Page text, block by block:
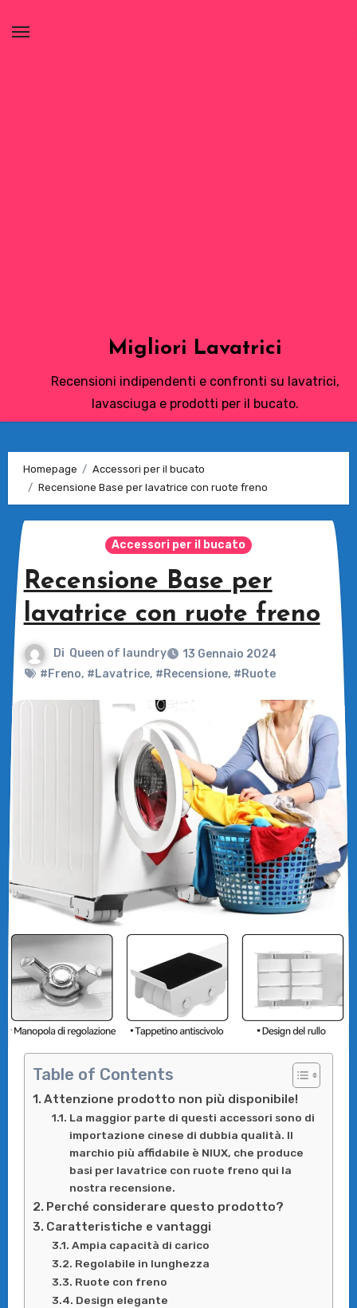
Migliori Lavatrici
Recensioni indipendenti e confronti su lavatrici,
lavasciuga e prodotti per il bucato.
Homepage
Accessori per il bucato
Recensione Base per lavatrice con ruote freno
Accessori per il bucato
Recensione Base per
lavatrice con ruote freno
Di Queen of laundry
13 Gennaio 2024
#Freno, #Lavatrice, #Recensione, #Ruote
Table of Contents
Attenzione prodotto non più disponibile!
La maggior parte di questi accessori sono di
importazione cinese di dubbia qualità. Il
marchio più affidabile è NIUX, che produce
basi per lavatrice con ruote freno qui la
nostra recensione.
Perché considerare questo prodotto?
Caratteristiche e vantaggi
Ampia capacità di carico
Regolabile in lunghezza
Ruote con freno
Design elegante